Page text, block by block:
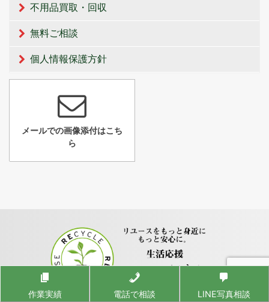
不用品買取・回収
無料ご相談
個人情報保護方針
メールでの画像添付はこち
ら
作業実績 電話で相談 LINE写真相談